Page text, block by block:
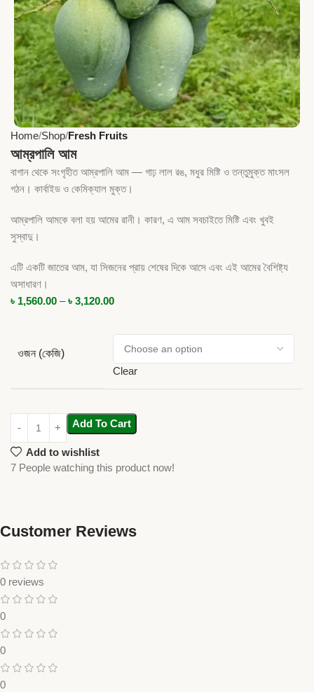
Home Shop Fresh Fruits
আম্রপালি আম
বাগান থেকে সংগৃহীত আম্রপালি আম — গাঢ় লাল রঙ, মধুর মিষ্টি ও তন্তুমুক্ত মাংসল
গঠন। কার্বাইড ও কেমিক্যাল মুক্ত।
আম্রপালি আমকে বলা হয় আমের রানী। কারণ, এ আম সবচাইতে মিষ্টি এবং খুবই
সুস্বাদু।
এটি একটি জাতের আম, যা সিজনের প্রায় শেষের দিকে আসে এবং এই আমের বৈশিষ্ট্য
অসাধারণ।
৳ 1,560.00 – ৳ 3,120.00
ওজন (কেজি)
Clear
Add To Cart
Add to wishlist
7 People watching this product now!
Customer Reviews
0 reviews
0
0
0